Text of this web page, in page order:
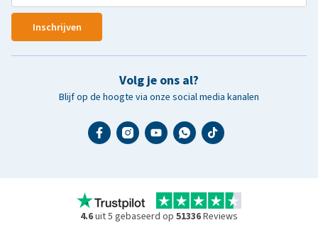
Inschrijven
Volg je ons al?
Blijf op de hoogte via onze social media kanalen
4.6uit 5 gebaseerd op 51336Reviews